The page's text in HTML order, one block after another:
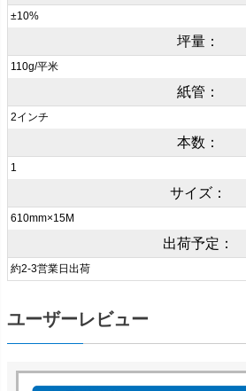
±10%
坪量：
110g/平米
紙管：
2インチ
本数：
1
サイズ：
610mm×15M
出荷予定：
約2-3営業日出荷
ユーザーレビュー